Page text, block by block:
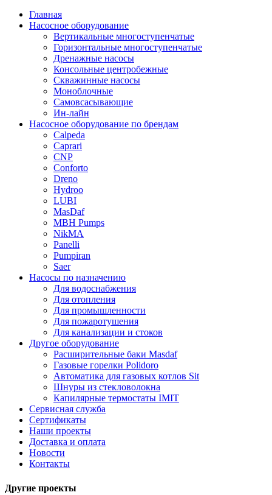
Главная
Насосное оборудование
Вертикальные многоступенчатые
Горизонтальные многоступенчатые
Дренажные насосы
Консольные центробежные
Скважинные насосы
Моноблочные
Самовсасывающие
Ин-лайн
Насосное оборудование по брендам
Calpeda
Caprari
CNP
Conforto
Dreno
Hydroo
LUBI
MasDaf
MBH Pumps
NikMA
Panelli
Pumpiran
Saer
Насосы по назначению
Для водоснабжения
Для отопления
Для промышленности
Для пожаротушения
Для канализации и стоков
Другое оборудование
Расширительные баки Masdaf
Газовые горелки Polidoro
Автоматика для газовых котлов Sit
Шнуры из стекловолокна
Капилярные термостаты IMIT
Сервисная служба
Сертификаты
Наши проекты
Доставка и оплата
Новости
Контакты
Другие проекты